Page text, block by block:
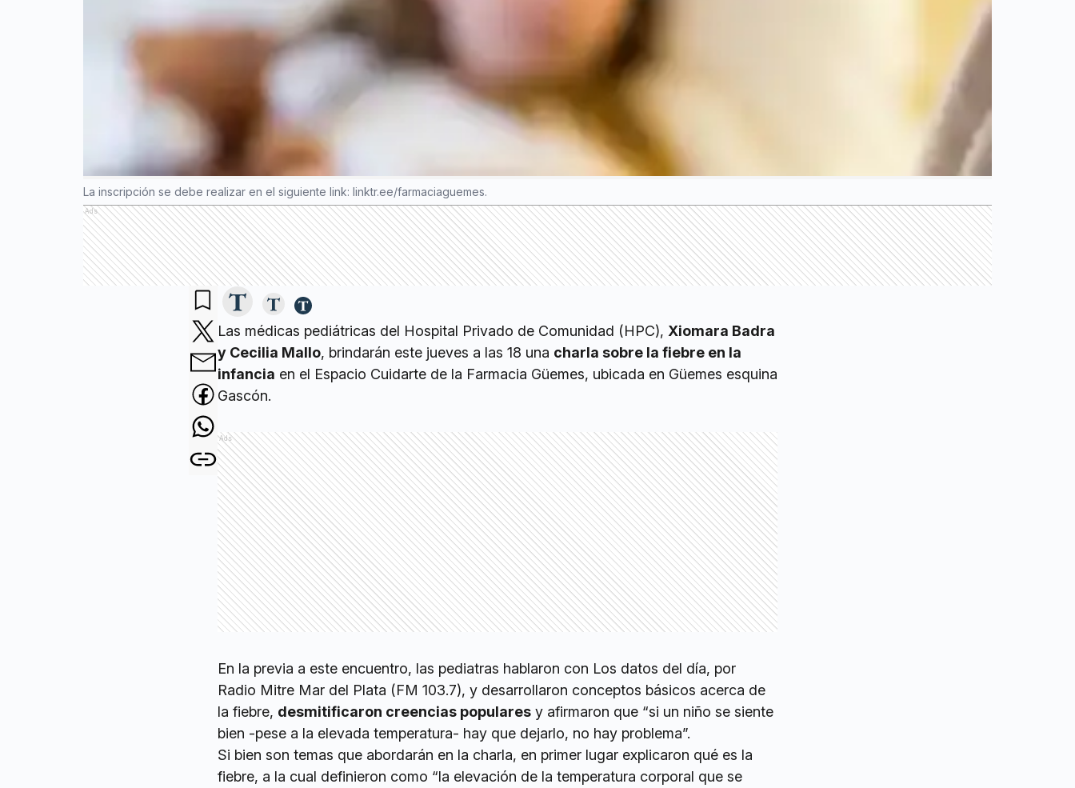
La inscripción se debe realizar en el siguiente link: linktr.ee/farmaciaguemes.
Ads
Las médicas pediátricas del Hospital Privado de Comunidad (HPC), Xiomara Badra
y Cecilia Mallo, brindarán este jueves a las 18 una charla sobre la fiebre en la
infancia en el Espacio Cuidarte de la Farmacia Güemes, ubicada en Güemes esquina
Gascón.
Ads
En la previa a este encuentro, las pediatras hablaron con Los datos del día, por
Radio Mitre Mar del Plata (FM 103.7), y desarrollaron conceptos básicos acerca de
la fiebre, desmitificaron creencias populares y afirmaron que “si un niño se siente
bien -pese a la elevada temperatura- hay que dejarlo, no hay problema”.
Si bien son temas que abordarán en la charla, en primer lugar explicaron qué es la
fiebre, a la cual definieron como “la elevación de la temperatura corporal que se